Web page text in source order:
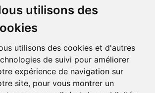
utilisons des
utilisons des cookies et d'autres
de suivi pour améliorer
expérience de navigation sur
site, pour vous montrer un
SUR VOTRE 1ÈRE COMMANDE*
AVEC LE CODE
BIENVENUE10